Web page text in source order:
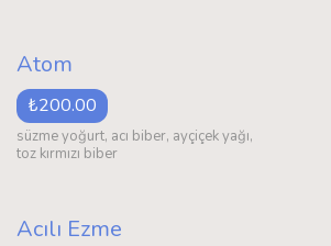
Atom
₺200.00
süzme yoğurt, acı biber, ayçiçek yağı,
toz kırmızı biber
Acılı Ezme